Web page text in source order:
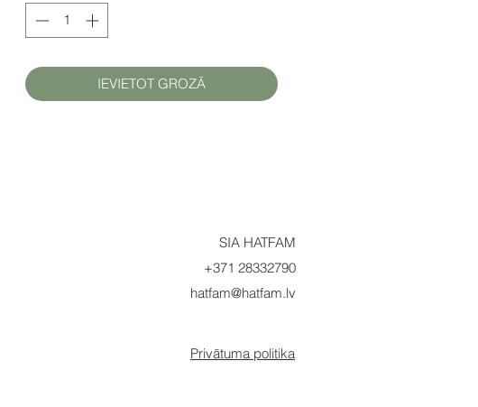
IEVIETOT GROZĀ
SIA HATFAM
+371 28332790
hatfam@hatfam.lv
Privātuma politika